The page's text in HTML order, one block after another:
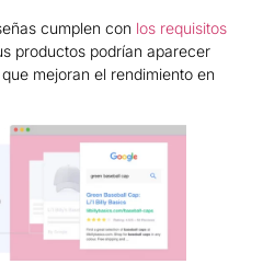
cumplen con los requisitos
productos podrían aparecer
mejoran el rendimiento en